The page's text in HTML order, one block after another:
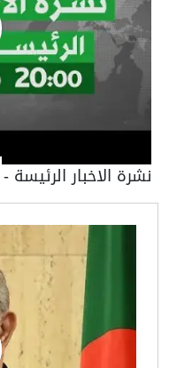
نشرة الاخبار الرئيسة - الإثنين 15